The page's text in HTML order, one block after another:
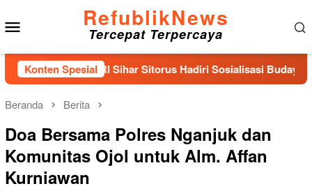
ke
konten
RefublikNews
Tercepat Terpercaya
Konten Spesial
IX DPR RI Sihar Sitorus Hadiri Sosialisasi Budaya Mutu dan
Beranda Berita
Doa Bersama Polres Nganjuk dan
Komunitas Ojol untuk Alm. Affan
Kurniawan